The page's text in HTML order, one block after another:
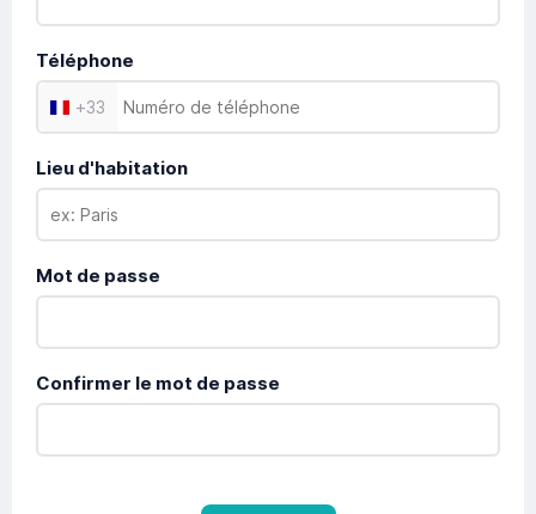
Téléphone
+33
Lieu d'habitation
Mot de passe
Confirmer le mot de passe